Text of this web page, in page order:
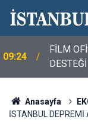
09:24
FİLM
DESTEĞİ
Anasayfa
İSTANBUL DEPREMİ